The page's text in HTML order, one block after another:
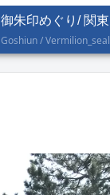
御朱印めぐり/ 関東
Goshiun / Vermilion_seal